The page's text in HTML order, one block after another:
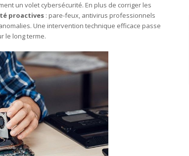
un volet cybersécurité. En plus de corriger les
proactives : pare-feux, antivirus professionnels
Une intervention technique efficace passe
le long terme.